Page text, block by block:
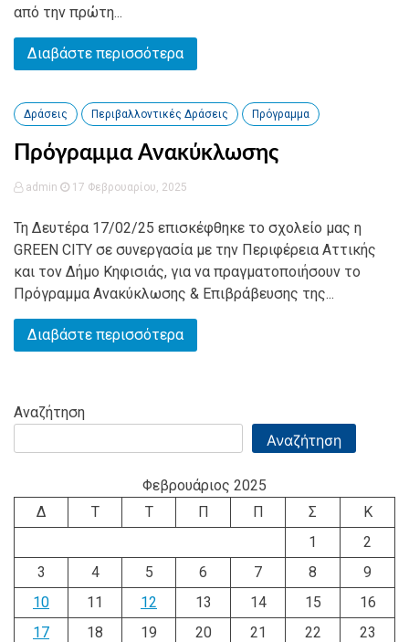
από την πρώτη...
Διαβάστε περισσότερα
Δράσεις Περιβαλλοντικές Δράσεις Πρόγραμμα
Πρόγραμμα Ανακύκλωσης
admin 17 Φεβρουαρίου, 2025
Τη Δευτέρα 17/02/25 επισκέφθηκε το σχολείο μας η
GREEN CITY σε συνεργασία με την Περιφέρεια Αττικής
και τον Δήμο Κηφισιάς, για να πραγματοποιήσουν το
Πρόγραμμα Ανακύκλωσης & Επιβράβευσης της...
Διαβάστε περισσότερα
Αναζήτηση
Αναζήτηση
Φεβρουάριος 2025
Δ
Τ Τ Π Π Σ
Κ
1
2
3
4 5 6 7 8
9
10
11 12 13 14 15
16
17
18 19 20 21 22
23